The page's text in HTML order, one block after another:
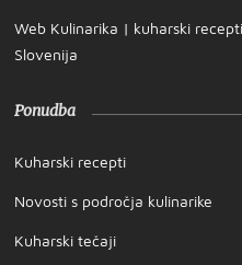
Web Kulinarika | kuharski
Slovenija
Ponudba
Kuharski recepti
Novosti s področja kulinarike
Kuharski tečaji